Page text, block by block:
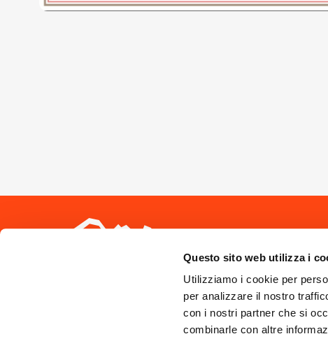
Questo sito web utilizza i
Utilizziamo i cookie per
per analizzare il nostro
con i nostri partner che si
combinarle con altre
Seguici sui